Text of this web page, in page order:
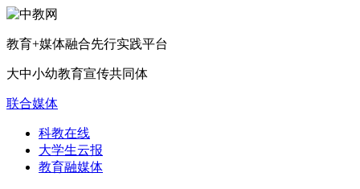
教育+媒体融合先行实践平台
大中小幼教育宣传共同体
联合媒体
科教在线
大学生云报
教育融媒体